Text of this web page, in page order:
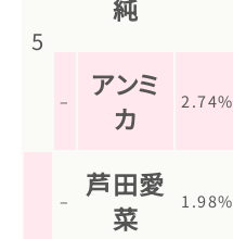
5
純
–
アンミ
カ
2.74%
–
芦田愛
菜
1.98%